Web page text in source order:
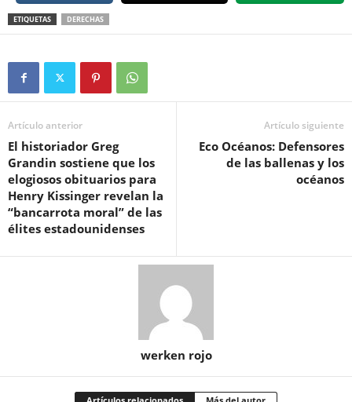
ETIQUETAS DERECHAS
Artículo anterior
El historiador Greg
Grandin sostiene que los
elogiosos obituarios para
Henry Kissinger revelan la
“bancarrota moral” de las
élites estadounidenses
Artículo siguiente
Eco Océanos: Defensores
de las ballenas y los
océanos
werken rojo